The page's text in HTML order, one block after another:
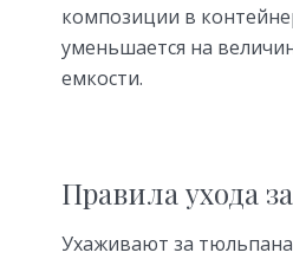
композиции в
уменьшается на
емкости.
Правила ухода
Ухаживают за